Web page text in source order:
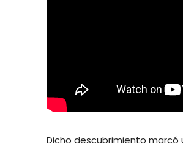
Dicho descubrimiento marcó